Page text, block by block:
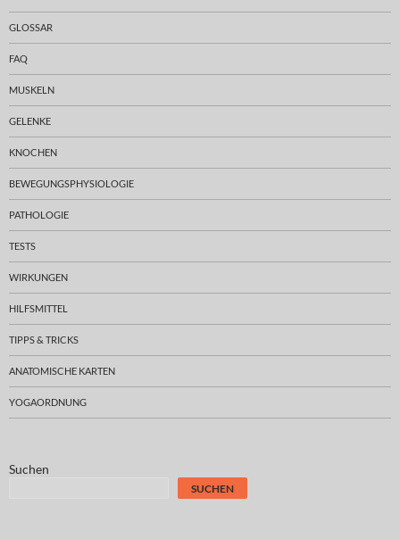
GLOSSAR
FAQ
MUSKELN
GELENKE
KNOCHEN
BEWEGUNGSPHYSIOLOGIE
PATHOLOGIE
TESTS
WIRKUNGEN
HILFSMITTEL
TIPPS & TRICKS
ANATOMISCHE KARTEN
YOGAORDNUNG
Suchen
SUCHEN